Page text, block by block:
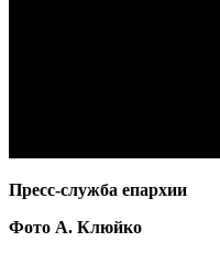
Пресс-служба епархии
Фото А. Клюйко